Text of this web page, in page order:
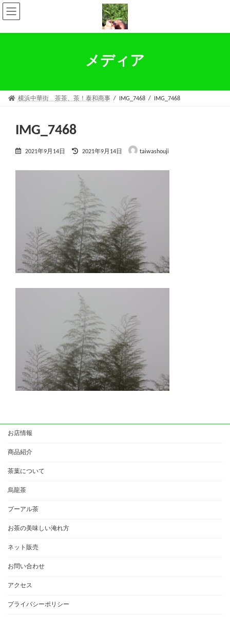
コ
ン
ン
プ
ナ
ビ
ー
動
メディア
横浜中華街 茶茶、茶！泰和商事 IMG_7468 IMG_7468
IMG_7468
2021年9月14日
最
日
時
:
2021年9月14日 taiwashouji
お店情報
商品紹介
茶葉について
烏龍茶
プーアル茶
お茶の美味しい淹れ方
ネット販売
お問い合わせ
アクセス
プライバシーポリシー